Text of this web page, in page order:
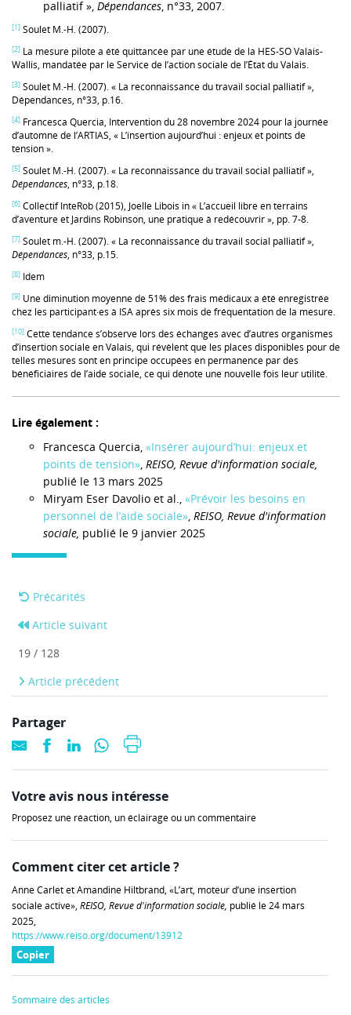
palliatif », Dépendances, n°33, 2007.
[1] Soulet M.-H. (2007).
[2] La mesure pilote a été quittancée par une étude de la HES-SO Valais-
Wallis, mandatée par le Service de l’action sociale de l’État du Valais.
[3] Soulet M.-H. (2007). « La reconnaissance du travail social palliatif »,
Dépendances, n°33, p.16.
[4] Francesca Quercia, Intervention du 28 novembre 2024 pour la journée
d’automne de l’ARTIAS, « L’insertion aujourd’hui : enjeux et points de
tension ».
[5] Soulet M.-H. (2007). « La reconnaissance du travail social palliatif »,
Dépendances, n°33, p.18.
[6] Collectif InteRob (2015), Joelle Libois in « L’accueil libre en terrains
d’aventure et Jardins Robinson, une pratique à redécouvrir », pp. 7-8.
[7] Soulet m.-H. (2007). « La reconnaissance du travail social palliatif »,
Dépendances, n°33, p.15.
[8] Idem
[9] Une diminution moyenne de 51% des frais médicaux a été enregistrée
chez les participant·es à ISA après six mois de fréquentation de la mesure.
[10] Cette tendance s’observe lors des échanges avec d’autres organismes
d’insertion sociale en Valais, qui révèlent que les places disponibles pour de
telles mesures sont en principe occupées en permanence par des
bénéficiaires de l’aide sociale, ce qui dénote une nouvelle fois leur utilité.
Lire également :
Francesca Quercia, «Insérer aujourd’hui: enjeux et
points de tension», REISO, Revue d'information sociale,
publié le 13 mars 2025
Miryam Eser Davolio et al., «Prévoir les besoins en
personnel de l’aide sociale», REISO, Revue d'information
sociale, publié le 9 janvier 2025
Précarités
Article suivant
19 / 128
Article précédent
Partager
Votre avis nous intéresse
Proposez une réaction, un éclairage ou un commentaire
Comment citer cet article ?
Anne Carlet et Amandine Hiltbrand, «L’art, moteur d’une insertion
sociale active», REISO, Revue d'information sociale, publié le 24 mars
2025,
https://www.reiso.org/document/13912
Copier
Sommaire des articles